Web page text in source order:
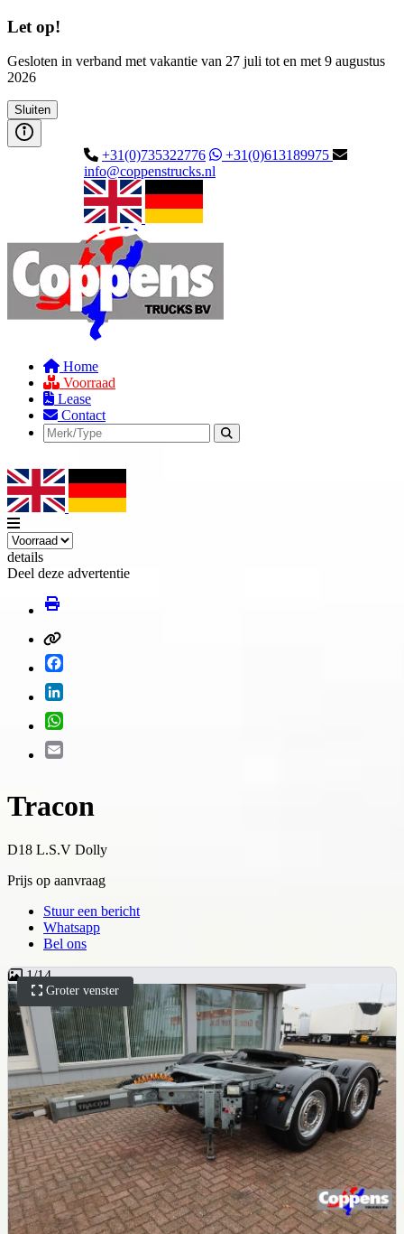
Let op!
Gesloten in verband met vakantie van 27 juli tot en met 9 augustus
2026
Sluiten
+31(0)735322776
+31(0)613189975
info@coppenstrucks.nl
Home
Voorraad
Lease
Contact
details
Deel deze advertentie
Tracon
D18 L.S.V Dolly
Prijs op aanvraag
Stuur een bericht
Whatsapp
Bel ons
Groter venster
1/14